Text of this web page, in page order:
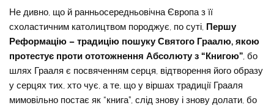
Не дивно, що й ранньосередньовічна Європа з її
схоластичним католицтвом породжує, по суті, Першу
Реформацію – традицію пошуку Святого Граалю, якою
протестує проти ототожнення Абсолюту з “Книгою”, бо
шлях Грааля є посвяченням серця, відтворення його образу
у серцях тих, хто чує, а те, що у віршах традиції Грааля
мимовільно постає як “книга”, слід знову і знову долати, бо